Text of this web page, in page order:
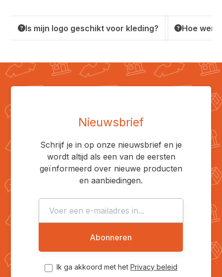
Is mijn logo geschikt voor kleding? Hoe
Nieuwsbrief
Schrijf je in op onze nieuwsbrief en je
wordt altijd als een van de eersten
geïnformeerd over nieuwe producten
en aanbiedingen.
Abonneren
Ik ga akkoord met het Privacy beleid